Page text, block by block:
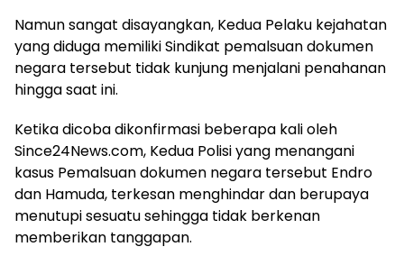
Namun sangat disayangkan, Kedua Pelaku kejahatan
yang diduga memiliki Sindikat pemalsuan dokumen
negara tersebut tidak kunjung menjalani penahanan
hingga saat ini.
Ketika dicoba dikonfirmasi beberapa kali oleh
Since24News.com, Kedua Polisi yang menangani
kasus Pemalsuan dokumen negara tersebut Endro
dan Hamuda, terkesan menghindar dan berupaya
menutupi sesuatu sehingga tidak berkenan
memberikan tanggapan.